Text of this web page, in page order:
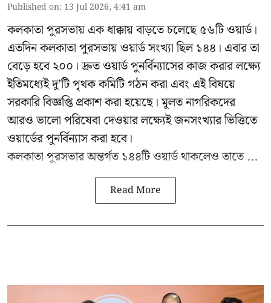
Published on: 13 Jul 2026, 4:41 am
কলকাতা পুরসভায় এক ধাক্কায় বাড়তে চলেছে ৫৬টি ওয়ার্ড।
এতদিন কলকাতা পুরসভায় ওয়ার্ড সংখ্যা ছিল ১৪৪। এবার তা
বেড়ে হবে ২০০। দ্রুত ওয়ার্ড পুনর্বিন্যাসের কাজ করার লক্ষ্যে
ইতিমধ্যেই দু’টি পৃথক কমিটি গঠন করা এবং এই বিষয়ে
সরকারি বিজ্ঞপ্তি প্রকাশ করা হয়েছে। মূলত নাগরিকদের
আরও ভালো পরিষেবা দেওয়ার লক্ষ্যেই জনসংখ্যার ভিত্তিতে
ওয়ার্ডের পুনর্বিন্যাস করা হবে।
কলকাতা পুরসভার অন্তর্গত ১৪৪টি ওয়ার্ড থাকলেও তাতে ...
Read More